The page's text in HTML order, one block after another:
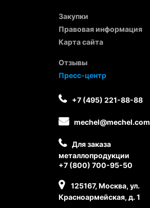
Закупки
Правовая информация
Карта сайта
Отзывы
Пресс-центр
+7 (495) 221-88-88
mechel@mechel.com
Для заказа
металлопродукции
+7 (800) 700-95-50
125167, Москва, ул.
Красноармейская, д. 1